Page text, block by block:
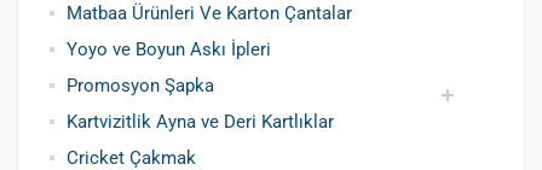
Matbaa Ürünleri Ve Karton Çantalar
Yoyo ve Boyun Askı İpleri
Promosyon Şapka
Pamuklu Şapka
Polyester Şapka
Baskılı Şapka Toptan
Kartvizitlik Ayna ve Deri Kartlıklar
Cricket Çakmak